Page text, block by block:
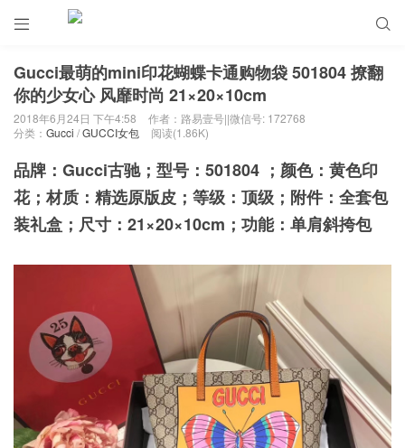
 
Gucci最萌的mini印花蝴蝶卡通购物袋 501804 撩翻
你的少女心 风靡时尚 21×20×10cm
2018年6月24日 下午4:58
作者：路易壹号||微信号: 172768
分类： Gucci /GUCCI女包 阅读(1.86K)
品牌：Gucci古驰；型号：501804 ；颜色：黄色印
花；材质：精选原版皮；等级：顶级；附件：全套包
装礼盒；尺寸：21×20×10cm；功能：单肩斜挎包